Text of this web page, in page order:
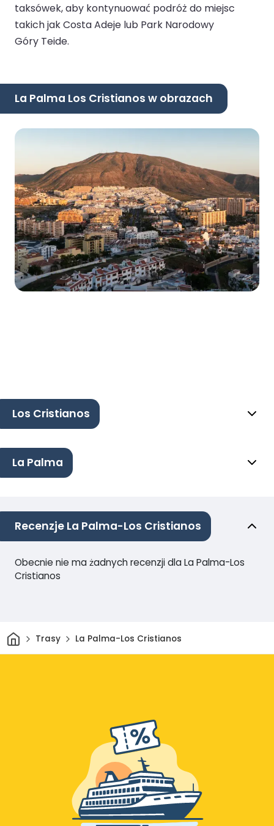
taksówek, aby kontynuować podróż do miejsc
takich jak Costa Adeje lub Park Narodowy
Góry Teide.
La Palma Los Cristianos w obrazach
Los Cristianos
La Palma
Recenzje La Palma-Los Cristianos
Obecnie nie ma żadnych recenzji dla La Palma-Los
Cristianos
DomTrasy La Palma-Los Cristianos